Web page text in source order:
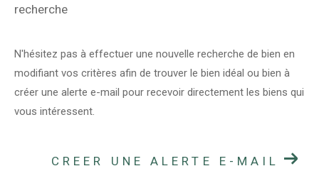
recherche
N'hésitez pas à effectuer une nouvelle recherche de bien en
modifiant vos critères afin de trouver le bien idéal ou bien à
créer une alerte e-mail pour recevoir directement les biens qui
vous intéressent.
CREER UNE ALERTE E-MAIL